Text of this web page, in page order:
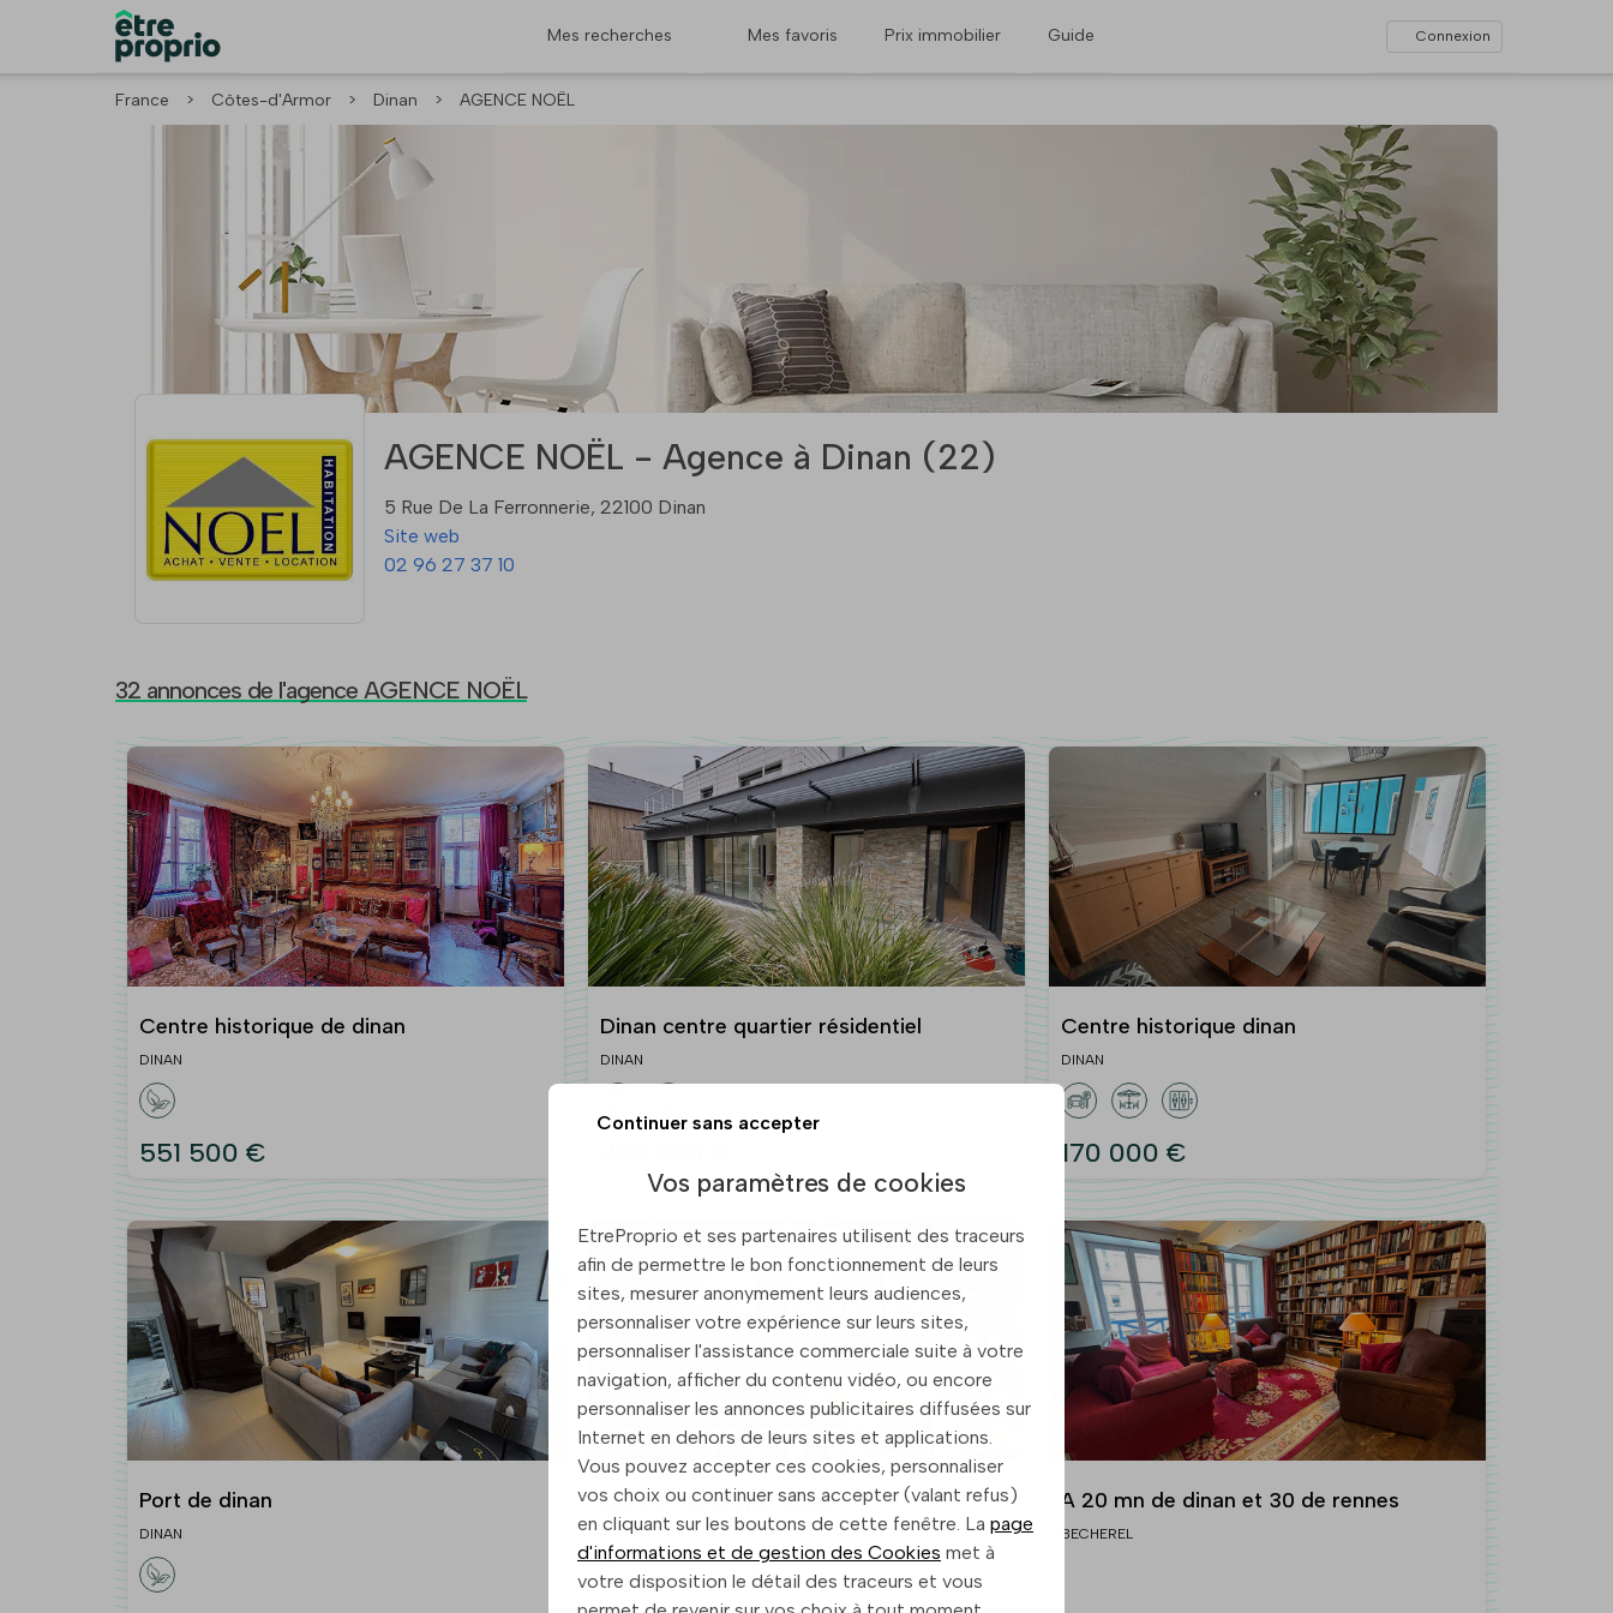
Mes recherches Mes favoris Prix immobilier Guide Connexion
France > Côtes-d'Armor > Dinan > AGENCE NOËL
AGENCE NOËL - Agence à Dinan (22)
5 Rue De La Ferronnerie, 22100 Dinan
Site web
02 96 27 37 10
32 annonces de l'agence AGENCE NOËL
Centre historique de dinan
DINAN
551 500 €
Dinan centre quartier résidentiel
DINAN
Centre historique dinan
DINAN
170 000 €
Port de dinan
DINAN
Centre historique dinan
DINAN
A 20 mn de dinan et 30 de rennes
BECHEREL
Continuer sans accepter
Vos paramètres de cookies
EtreProprio et ses partenaires utilisent des traceurs
afin de permettre le bon fonctionnement de leurs
sites, mesurer anonymement leurs audiences,
personnaliser votre expérience sur leurs sites,
personnaliser l'assistance commerciale suite à votre
navigation, afficher du contenu vidéo, ou encore
personnaliser les annonces publicitaires diffusées sur
Internet en dehors de leurs sites et applications.
Vous pouvez accepter ces cookies, personnaliser
vos choix ou continuer sans accepter (valant refus)
en cliquant sur les boutons de cette fenêtre. La page
d'informations et de gestion des Cookies met à
votre disposition le détail des traceurs et vous